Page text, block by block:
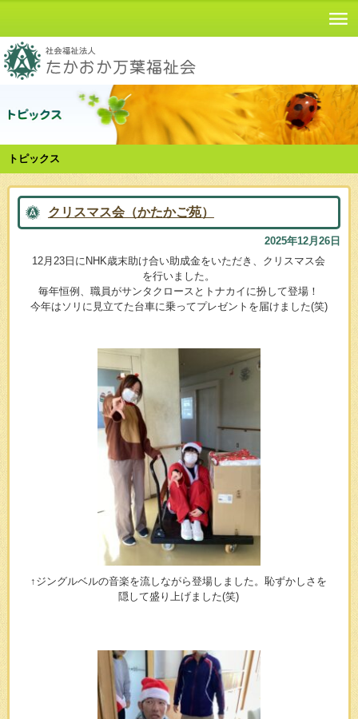
トピックス
クリスマス会（かたかご苑）
2025年12月26日
12月23日にNHK歳末助け合い助成金をいただき、クリスマス会
を行いました。
毎年恒例、職員がサンタクロースとトナカイに扮して登場！
今年はソリに見立てた台車に乗ってプレゼントを届けました(笑)
↑ジングルベルの音楽を流しながら登場しました。恥ずかしさを
隠して盛り上げました(笑)